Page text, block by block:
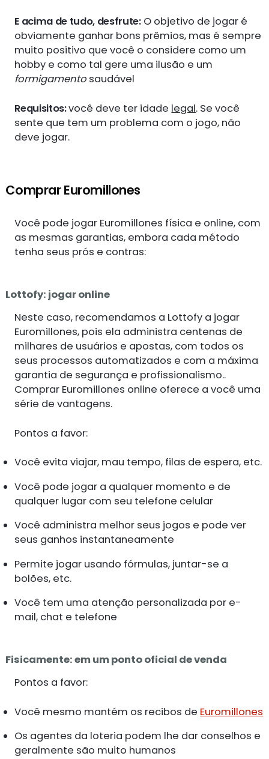
E acima de tudo, desfrute: O objetivo de jogar é
obviamente ganhar bons prêmios, mas é sempre
muito positivo que você o considere como um
hobby e como tal gere uma ilusão e um
formigamento saudável
Requisitos:você deve ter idade legal. Se você
sente que tem um problema com o jogo, não
deve jogar.
Comprar Euromillones
Você pode jogar Euromillones física e online, com
as mesmas garantias, embora cada método
tenha seus prós e contras:
Lottofy: jogar online
Neste caso, recomendamos a Lottofy a jogar
Euromillones, pois ela administra centenas de
milhares de usuários e apostas, com todos os
seus processos automatizados e com a máxima
garantia de segurança e profissionalismo..
Comprar Euromillones online oferece a você uma
série de vantagens.
Pontos a favor:
Você evita viajar, mau tempo, filas de espera, etc.
Você pode jogar a qualquer momento e de
qualquer lugar com seu telefone celular
Você administra melhor seus jogos e pode ver
seus ganhos instantaneamente
Permite jogar usando fórmulas, juntar-se a
bolões, etc.
Você tem uma atenção personalizada por e-
mail, chat e telefone
Fisicamente: em um ponto oficial de venda
Pontos a favor:
Você mesmo mantém os recibos de Euromillones
Os agentes da loteria podem lhe dar conselhos e
geralmente são muito humanos